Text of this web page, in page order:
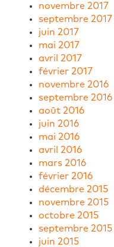
novembre 2017
septembre 2017
juin 2017
mai 2017
avril 2017
février 2017
novembre 2016
septembre 2016
août 2016
juin 2016
mai 2016
avril 2016
mars 2016
février 2016
décembre 2015
novembre 2015
octobre 2015
septembre 2015
juin 2015